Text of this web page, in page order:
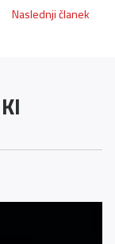
Naslednji članek